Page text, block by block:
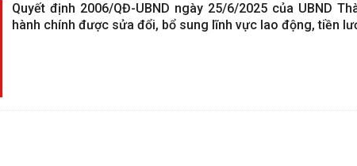
Quyết định 2006/QĐ-UBND ngày 25/6/2025 của UBND
hành chính được sửa đổi, bổ sung lĩnh vực lao động, tiền